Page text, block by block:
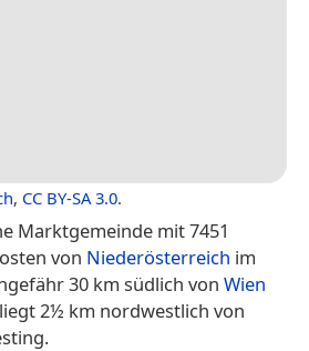
, CC BY-SA 3.0.
Marktgemeinde mit 7451
von Niederösterreich im
30 km südlich von Wien
liegt 2½ km nordwestlich von